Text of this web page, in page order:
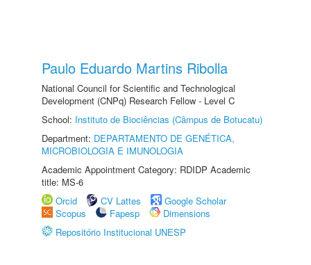
Paulo Eduardo Martins Ribolla
National Council for Scientific and Technological
Development (CNPq) Research Fellow - Level C
School: Instituto de Biociências (Câmpus de Botucatu)
Department: DEPARTAMENTO DE GENÉTICA,
MICROBIOLOGIA E IMUNOLOGIA
Academic Appointment Category: RDIDP Academic
title: MS-6
Orcid
CV Lattes
Google Scholar
Scopus
Fapesp
Dimensions
Repositório Institucional UNESP